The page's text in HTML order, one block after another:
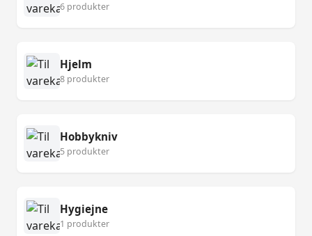
6 produkter
Hjelm
8 produkter
Hobbykniv
5 produkter
Hygiejne
1 produkter